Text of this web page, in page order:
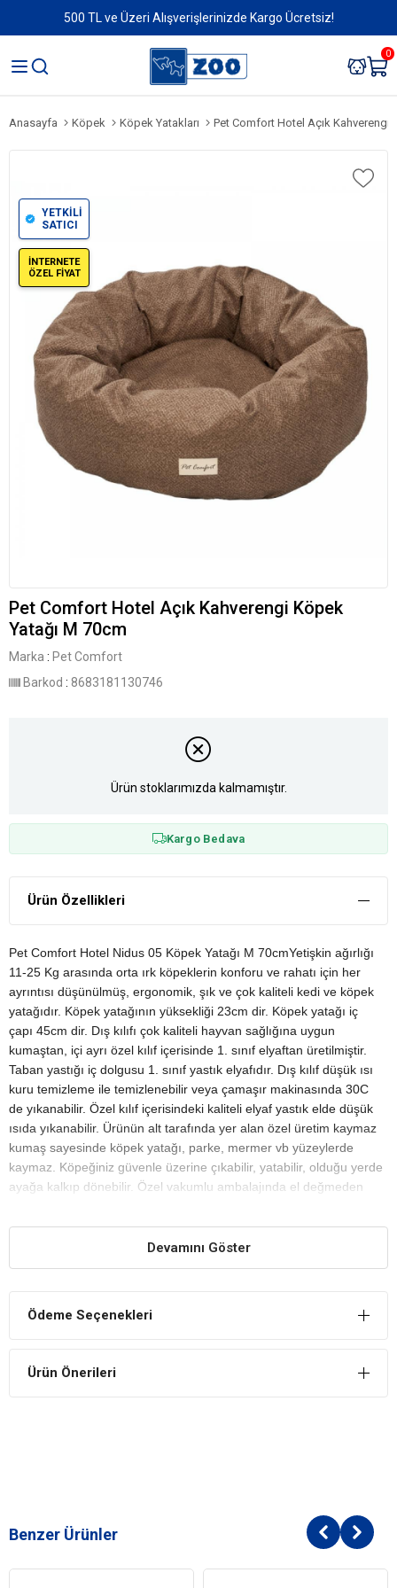
500 TL ve Üzeri Alışverişlerinizde Kargo Ücretsiz!
0
Anasayfa Köpek Köpek Yatakları Pet Comfort Hotel Açık Kahverengi
YETKİLİ
SATICI
İNTERNETE
ÖZEL FİYAT
Pet Comfort Hotel Açık Kahverengi Köpek
Yatağı M 70cm
Marka : Pet Comfort
Barkod : 8683181130746
Ürün stoklarımızda kalmamıştır.
Kargo Bedava
Ürün Özellikleri
Pet Comfort Hotel Nidus 05 Köpek Yatağı M 70cmYetişkin ağırlığı
11-25 Kg arasında orta ırk köpeklerin konforu ve rahatı için her
ayrıntısı düşünülmüş, ergonomik, şık ve çok kaliteli kedi ve köpek
yatağıdır. Köpek yatağının yüksekliği 23cm dir. Köpek yatağı iç
çapı 45cm dir. Dış kılıfı çok kaliteli hayvan sağlığına uygun
kumaştan, içi ayrı özel kılıf içerisinde 1. sınıf elyaftan üretilmiştir.
Taban yastığı iç dolgusu 1. sınıf yastık elyafıdır. Dış kılıf düşük ısı
kuru temizleme ile temizlenebilir veya çamaşır makinasında 30C
de yıkanabilir. Özel kılıf içerisindeki kaliteli elyaf yastık elde düşük
ısıda yıkanabilir. Ürünün alt tarafında yer alan özel üretim kaymaz
kumaş sayesinde köpek yatağı, parke, mermer vb yüzeylerde
kaymaz. Köpeğiniz güvenle üzerine çıkabilir, yatabilir, olduğu yerde
ayağa kalkıp dönebilir. Özel vakumlu ambalajında el değmeden
yatağı seçimi için blog yazımızı okumayı unutmayın lütfen.
Devamını Göster
Ödeme Seçenekleri
Ürün Önerileri
Benzer Ürünler